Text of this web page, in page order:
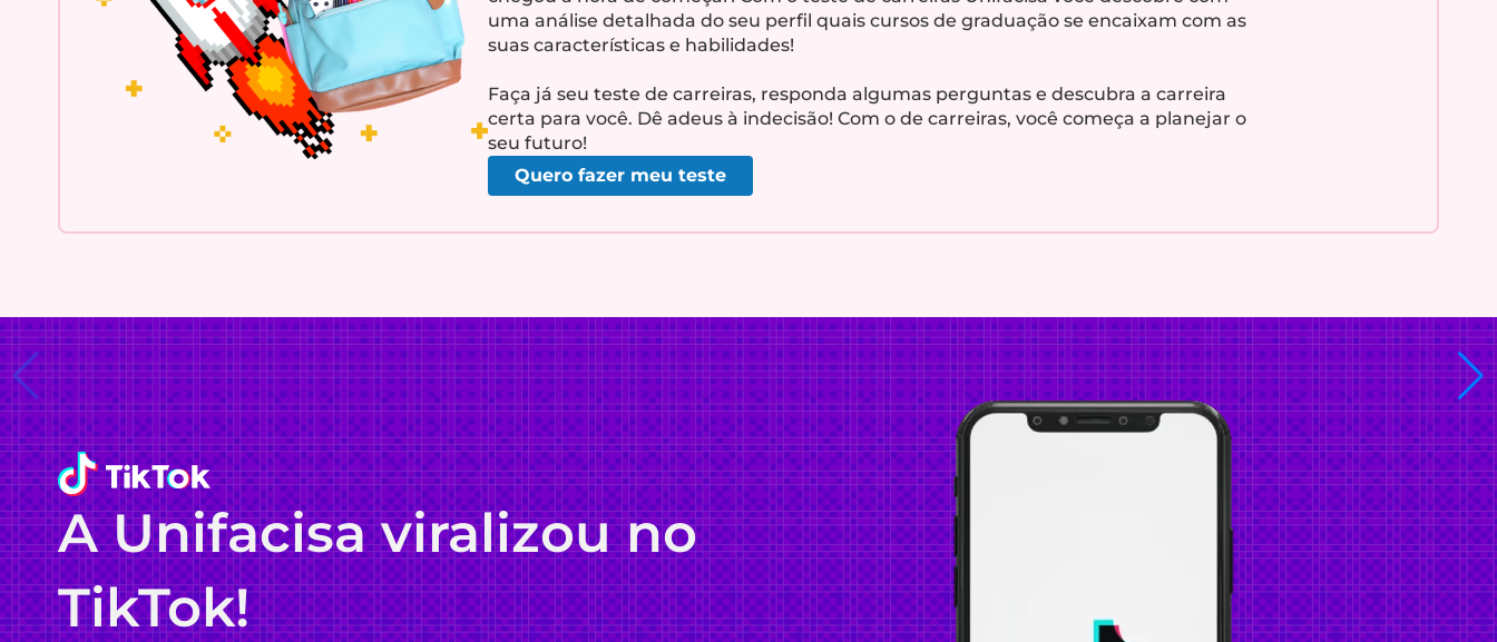
uma análise detalhada do seu perfil quais cursos de graduação se encaixam com as
suas características e habilidades!
Faça já seu teste de carreiras, responda algumas perguntas e descubra a carreira
certa para você. Dê adeus à indecisão! Com o de carreiras, você começa a planejar o
seu futuro!
Quero fazer meu teste
A Unifacisa viralizou no
TikTok!